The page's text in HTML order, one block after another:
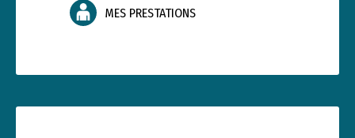
MES PRESTATIONS